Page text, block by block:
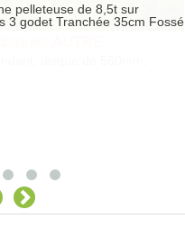
pelleteuse de 8,5t sur
3 godet Tranchée 35cm Fossé